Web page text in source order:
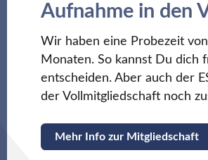
Aufnahme in den
Wir haben eine Probezeit
Monaten. So kannst Du dich
entscheiden. Aber auch der
der Vollmitgliedschaft noch
Mehr Info zur Mitgliedschaft